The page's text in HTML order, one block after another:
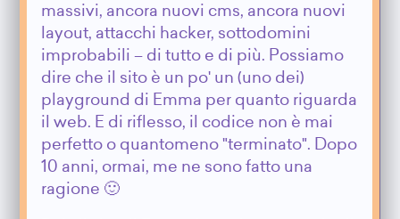
massivi, ancora nuovi cms, ancora nuovi
layout, attacchi hacker, sottodomini
improbabili – di tutto e di più. Possiamo
dire che il sito è un po' un (uno dei)
playground di Emma per quanto riguarda
il web. E di riflesso, il codice non è mai
perfetto o quantomeno "terminato". Dopo
10 anni, ormai, me ne sono fatto una
ragione 🙂